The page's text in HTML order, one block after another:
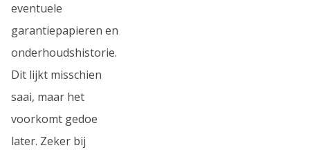
eventuele
garantiepapieren en
onderhoudshistorie.
Dit lijkt misschien
saai, maar het
voorkomt gedoe
later. Zeker bij